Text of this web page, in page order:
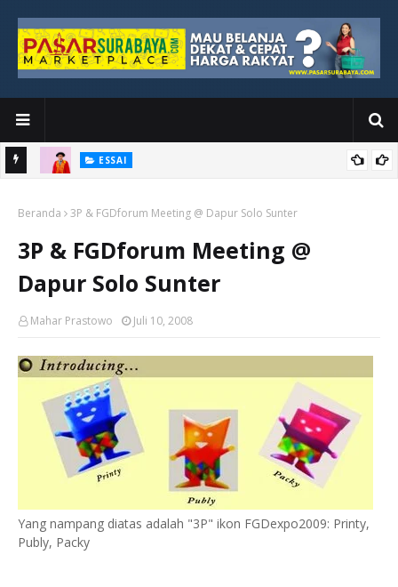
ESSAI
Tidak Berhenti di Panggung Wisuda
Beranda 3P & FGDforum Meeting @ Dapur Solo Sunter
3P & FGDforum Meeting @
Dapur Solo Sunter
Mahar Prastowo Juli 10, 2008
Yang nampang diatas adalah "3P" ikon FGDexpo2009: Printy,
Publy, Packy